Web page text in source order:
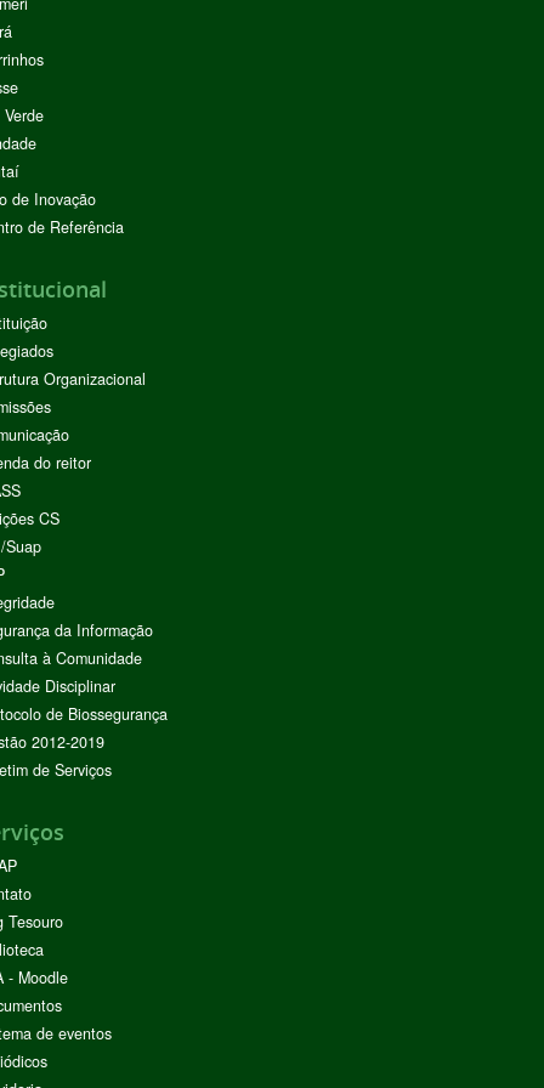
de Inovação
de Referência
Organizacional
do reitor
CS
Suap
da Informação
à Comunidade
Disciplinar
de Biossegurança
2012-2019
de Serviços
Tesouro
- Moodle
de eventos